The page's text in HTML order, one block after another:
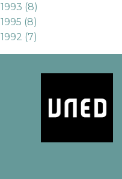
1993 (8)
1995 (8)
1992 (7)